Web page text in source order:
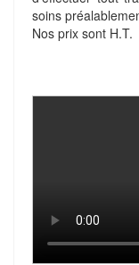
soins
Nos prix sont H.T.